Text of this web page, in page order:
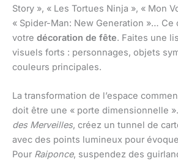
Story », « Les Tortues Ninja », « Mon
« Spider-Man: New Generation »…
votre décoration de fête. Faites une
visuels forts : personnages, objets
couleurs principales.
La transformation de l’espace
doit être une « porte dimensionnelle
des Merveilles, créez un tunnel de
avec des points lumineux pour
Pour Raiponce, suspendez des